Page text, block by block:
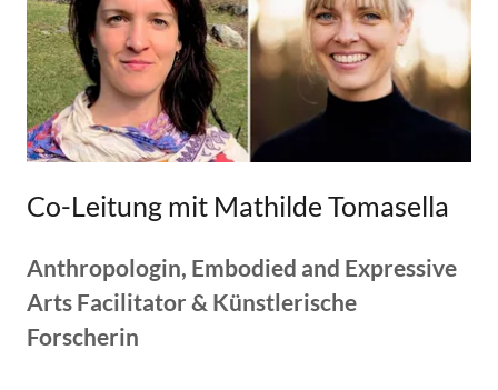
Co-Leitung mit Mathilde Tomasella
Anthropologin, Embodied and Expressive
Arts Facilitator & Künstlerische
Forscherin